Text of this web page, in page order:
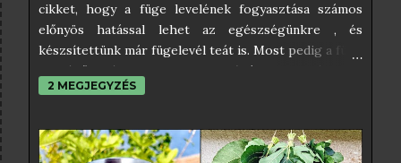
cikket, hogy a füge levelének fogyasztása számos
előnyös hatással lehet az egészségünkre , és
készsítettünk már fügelevél teát is. Most pedig a füge
leveléből készült szörpöt próbáltam ki, és úgy
éreztem, nektek is be kell, hogy mutassam. Az
találni, amelyek közül némelyikben egészen
elképesztő hozzávalók is vannak, amelyektől éppen
2 MEGJEGYZÉS